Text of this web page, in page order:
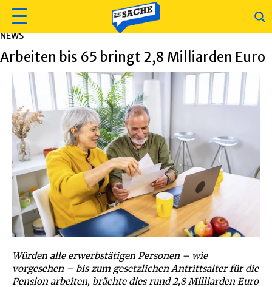
NEWS
Arbeiten bis 65 bringt 2,8 Milliarden Euro
Würden alle erwerbstätigen Personen – wie
vorgesehen – bis zum gesetzlichen Antrittsalter für die
Pension arbeiten, brächte dies rund 2,8 Milliarden Euro